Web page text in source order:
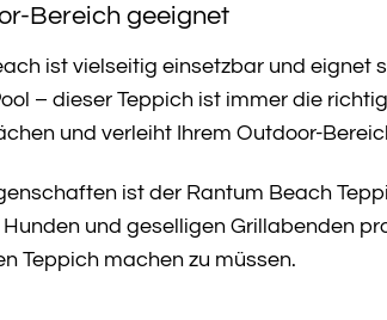
Bereich geeignet
ist vielseitig einsetzbar und
– dieser Teppich ist immer die
und verleiht Ihrem Outdoor-
ist der Rantum Beach
und geselligen Grillabenden
Teppich machen zu müssen.